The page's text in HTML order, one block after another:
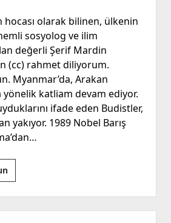
hocası olarak bilinen, ülkenin
sosyolog ve ilim
değerli Şerif Mardin
(cc) rahmet diliyorum.
Myanmar’da, Arakan
yönelik katliam devam ediyor.
ifade eden Budistler,
yakıyor. 1989 Nobel Barış
La
Galibe
İllallah